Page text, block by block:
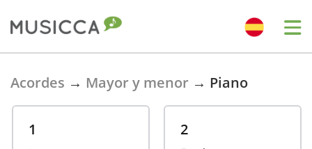
Acordes → Mayor y menor → Piano
1 2